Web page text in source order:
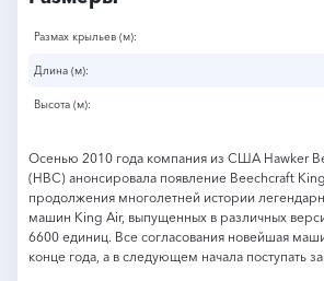
Размах крыльев (м):
Длина (м):
Высота (м):
Осенью 2010 года компания из США Hawker
(HBC) анонсировала появление Beechcraft
продолжения многолетней истории
машин King Air, выпущенных в различных
6600 единиц. Все согласования новейшая
конце года, а в следующем начала поступать